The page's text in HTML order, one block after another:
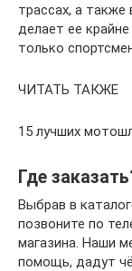
трассах, а также
делает ее
только
ЧИТАТЬ ТАКЖЕ
15 лучших
Где
Выбрав в
позвоните по
магазина. Наши
помощь, дадут